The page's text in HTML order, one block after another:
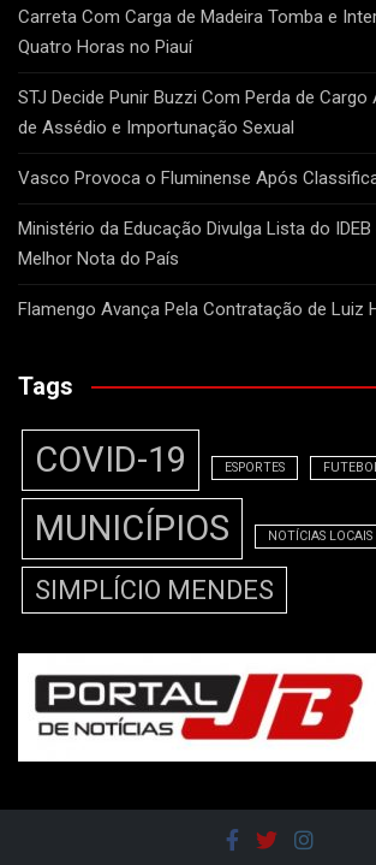
Carreta Com Carga de Madeira Tomba e
Quatro Horas no Piauí
STJ Decide Punir Buzzi Com Perda de Cargo
de Assédio e Importunação Sexual
Vasco Provoca o Fluminense Após
Ministério da Educação Divulga Lista do IDEB
Melhor Nota do País
Flamengo Avança Pela Contratação de Luiz
Tags
COVID-19 ESPORTES
MUNICÍPIOS NOTÍCIAS LOCAIS
SIMPLÍCIO MENDES